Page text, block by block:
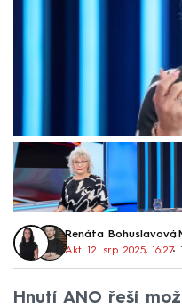
Renáta Bohuslavová,
Akt. 12. srp 2025, 16:27•
Hnutí ANO řeší